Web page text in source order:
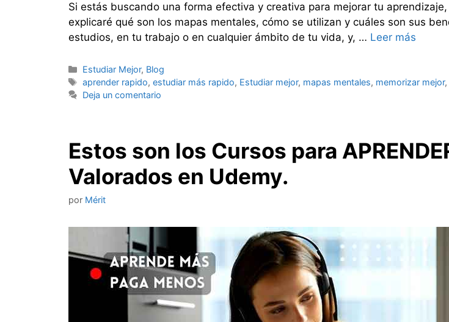
Si estás buscando una forma efectiva y creativa para mejorar tu
explicaré qué son los mapas mentales, cómo se utilizan y cuáles son sus
estudios, en tu trabajo o en cualquier ámbito de tu vida, y, … Leer más
Categorías
Estudiar Mejor, Blog
Etiquetas
aprender rapido,estudiar más rapido, Estudiar mejor, mapas mentales, memorizar mejor,
Deja un comentario
Estos son los Cursos para
Valorados en Udemy.
por Mérit